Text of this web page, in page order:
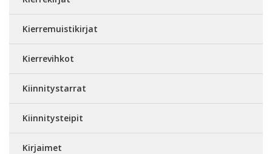
Kierremuistikirjat
Kierrevihkot
Kiinnitystarrat
Kiinnitysteipit
Kirjaimet